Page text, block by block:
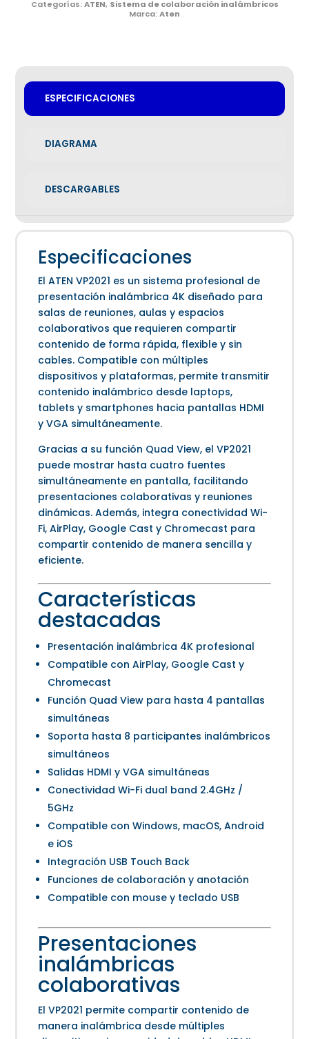
Categorías:ATEN, Sistema de colaboración inalámbricos
Marca:Aten
ESPECIFICACIONES
DIAGRAMA
DESCARGABLES
Especificaciones
El ATEN VP2021 es un sistema profesional de
presentación inalámbrica 4K diseñado para
salas de reuniones, aulas y espacios
colaborativos que requieren compartir
contenido de forma rápida, flexible y sin
cables. Compatible con múltiples
dispositivos y plataformas, permite transmitir
contenido inalámbrico desde laptops,
tablets y smartphones hacia pantallas HDMI
y VGA simultáneamente.
Gracias a su función Quad View, el VP2021
puede mostrar hasta cuatro fuentes
simultáneamente en pantalla, facilitando
presentaciones colaborativas y reuniones
dinámicas. Además, integra conectividad Wi-
Fi, AirPlay, Google Cast y Chromecast para
compartir contenido de manera sencilla y
eficiente.
Características
destacadas
Presentación inalámbrica 4K profesional
Compatible con AirPlay, Google Cast y
Chromecast
Función Quad View para hasta 4 pantallas
simultáneas
Soporta hasta 8 participantes inalámbricos
simultáneos
Salidas HDMI y VGA simultáneas
Conectividad Wi-Fi dual band 2.4GHz /
5GHz
Compatible con Windows, macOS, Android
e iOS
Integración USB Touch Back
Funciones de colaboración y anotación
Compatible con mouse y teclado USB
Presentaciones
inalámbricas
colaborativas
El VP2021 permite compartir contenido de
manera inalámbrica desde múltiples